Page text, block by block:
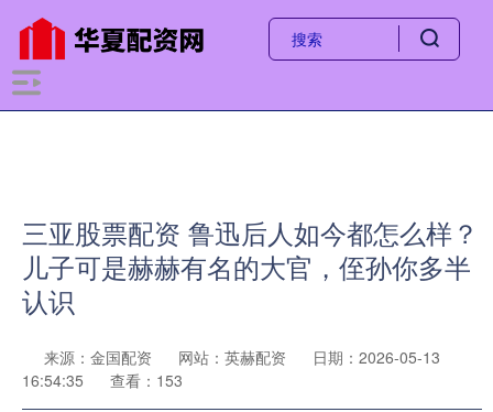
三亚股票配资 鲁迅后人如今都怎么样？
儿子可是赫赫有名的大官，侄孙你多半
认识
来源：金国配资 网站：英赫配资
日期：2026-05-13
16:54:35
查看：153